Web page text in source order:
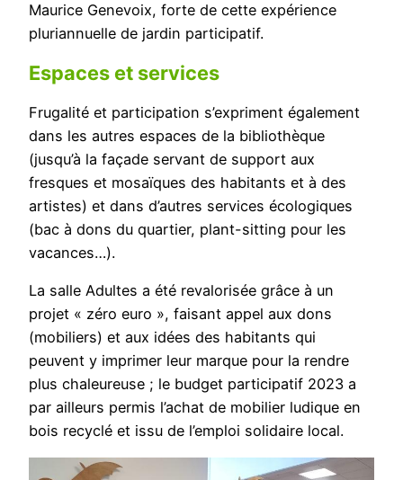
Maurice Genevoix, forte de cette expérience
pluriannuelle de jardin participatif.
Espaces et services
Frugalité et participation s’expriment également
dans les autres espaces de la bibliothèque
(jusqu’à la façade servant de support aux
fresques et mosaïques des habitants et à des
artistes) et dans d’autres services écologiques
(bac à dons du quartier, plant-sitting pour les
vacances…).
La salle Adultes a été revalorisée grâce à un
projet « zéro euro », faisant appel aux dons
(mobiliers) et aux idées des habitants qui
peuvent y imprimer leur marque pour la rendre
plus chaleureuse ; le budget participatif 2023 a
par ailleurs permis l’achat de mobilier ludique en
bois recyclé et issu de l’emploi solidaire local.